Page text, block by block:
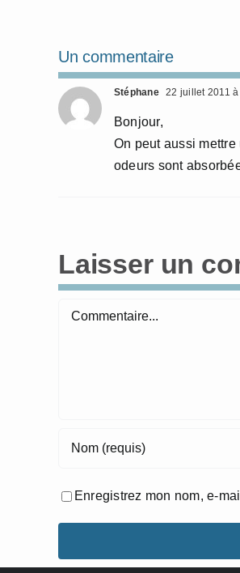
Un commentaire
Stéphane 22 juillet 2011 à
Bonjour,
On peut aussi
odeurs sont
Laisser un
Commentaire
Enregistrez mon nom, e-